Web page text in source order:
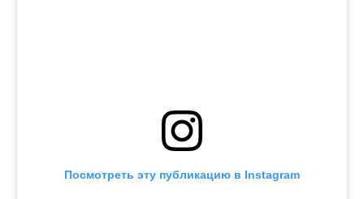
Посмотреть эту публикацию в Instagram